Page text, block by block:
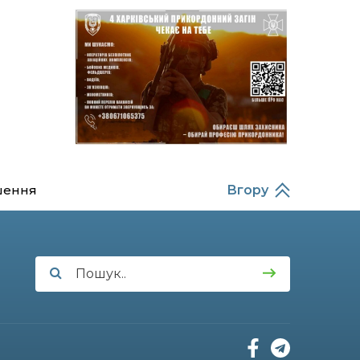
14:37
21 лип
Захищав кордон до
останнього подиху:
пам’яті полеглого
прикордонника
Олександра Кичаня
(ВІДЕО)
11:28
Від штанги до «крил»: як
спорт і характер
перемогу на Донеччині
Вгору